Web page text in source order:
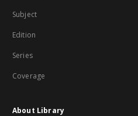
Subject
Edition
Series
Coverage
About Library